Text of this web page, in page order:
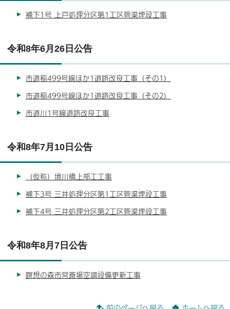
補下1号 上戸処理分区第1工区管渠埋設工事
令和8年6月26日公告
市道稲499号線ほか1道路改良工事（その1）
市道稲499号線ほか1道路改良工事（その2）
市道川1号線道路改良工事
令和8年7月10日公告
（仮称）境川橋上部工工事
補下3号 三井処理分区第1工区管渠埋設工事
補下4号 三井処理分区第2工区管渠埋設工事
令和8年8月7日公告
瞑想の森市営斎場空調設備更新工事